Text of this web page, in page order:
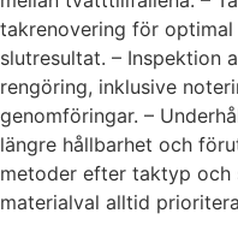
takrenovering för
slutresultat. – Inspektion
rengöring, inklusive
genomföringar. –
längre hållbarhet och
metoder efter taktyp och
materialval alltid